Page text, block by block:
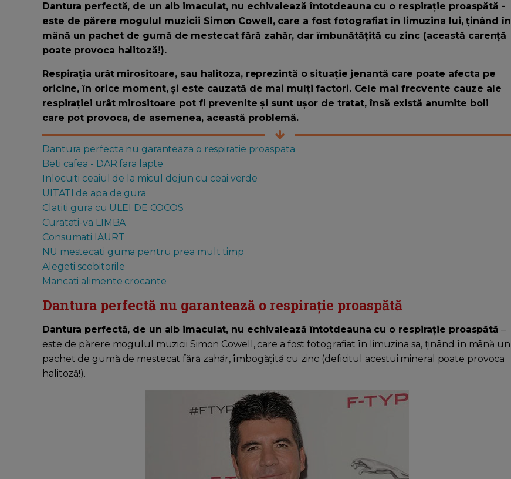
Dantura perfectă, de un alb imaculat, nu echivalează întotdeauna cu o respirație proaspătă -
este de părere mogulul muzicii Simon Cowell, care a fost fotografiat în limuzina lui, ținând în
mână un pachet de gumă de mestecat fără zahăr, dar îmbunătățită cu zinc (această carență
poate provoca halitoză!).
Respirația urât mirositoare, sau halitoza, reprezintă o situație jenantă care poate afecta pe
oricine, în orice moment, și este cauzată de mai mulți factori. Cele mai frecvente cauze ale
respirației urât mirositoare pot fi prevenite și sunt ușor de tratat, însă există anumite boli
care pot provoca, de asemenea, această problemă.
Dantura perfecta nu garanteaza o respiratie proaspata
Beti cafea - DAR fara lapte
Inlocuiti ceaiul de la micul dejun cu ceai verde
UITATI de apa de gura
Clatiti gura cu ULEI DE COCOS
Curatati-va LIMBA
Consumati IAURT
NU mestecati guma pentru prea mult timp
Alegeti scobitorile
Mancati alimente crocante
Dantura perfectă nu garantează o respirație proaspătă
Dantura perfectă, de un alb imaculat, nu echivalează întotdeauna cu o respirație proaspătă –
este de părere mogulul muzicii Simon Cowell, care a fost fotografiat în limuzina sa, ținând în mână un
pachet de gumă de mestecat fără zahăr, îmbogățită cu zinc (deficitul acestui mineral poate provoca
halitoză!).